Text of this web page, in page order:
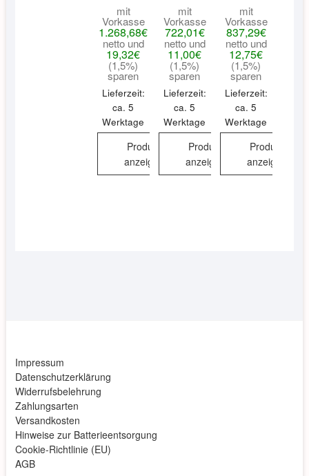
mit
Vorkasse
1.268,68€
netto und
19,32€
(1,5%)
sparen
Lieferzeit:
ca. 5
Werktage
Produkt
anzeigen
mit
Vorkasse
722,01€
netto und
11,00€
(1,5%)
sparen
Lieferzeit:
ca. 5
Werktage
Produkt
anzeigen
mit
Vorkasse
837,29€
netto und
12,75€
(1,5%)
sparen
Lieferzeit:
ca. 5
Werktage
Produkt
anzeigen
Impressum
Datenschutzerklärung
Widerrufsbelehrung
Zahlungsarten
Versandkosten
Hinweise zur Batterieentsorgung
Cookie-Richtlinie (EU)
AGB